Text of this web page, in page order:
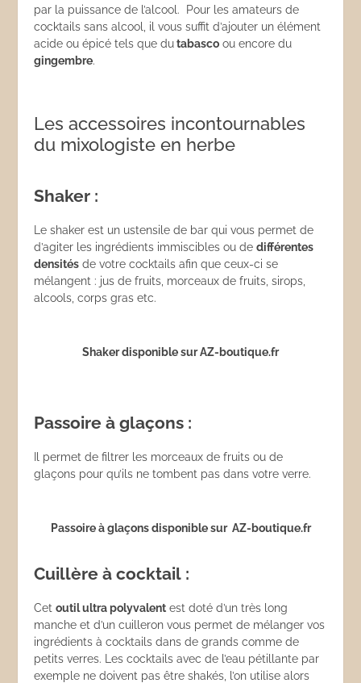
par la puissance de l’alcool. Pour les amateurs de
cocktails sans alcool, il vous suffit d’ajouter un élément
acide ou épicé tels que dutabasco ou encore du
gingembre.
Les accessoires incontournables
du mixologiste en herbe
Shaker :
Le shaker est un ustensile de bar qui vous permet de
d’agiter les ingrédients immiscibles ou dedifférentes
densités de votre cocktails afin que ceux-ci se
mélangent : jus de fruits, morceaux de fruits, sirops,
alcools, corps gras etc.
Shaker disponible sur AZ-boutique.fr
Passoire à glaçons :
Il permet de filtrer les morceaux de fruits ou de
glaçons pour qu’ils ne tombent pas dans votre verre.
Passoire à glaçons disponible sur AZ-boutique.fr
Cuillère à cocktail :
Cetoutil ultra polyvalent est doté d’un très long
manche et d’un cuilleron vous permet de mélanger vos
ingrédients à cocktails dans de grands comme de
petits verres. Les cocktails avec de l’eau pétillante par
exemple ne doivent pas être shakés, l’on utilise alors